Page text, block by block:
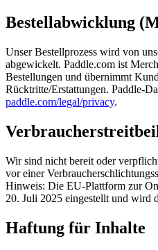
Bestellabwicklung
Unser Bestellprozess wird von
abgewickelt. Paddle.com ist
Bestellungen und übernimmt
Rücktritte/Erstattungen. Paddle-
paddle.com/legal/privacy.
Wir sind nicht bereit oder
vor einer
Hinweis: Die EU-Plattform zur
20. Juli 2025 eingestellt und wird
Haftung für Inhalte